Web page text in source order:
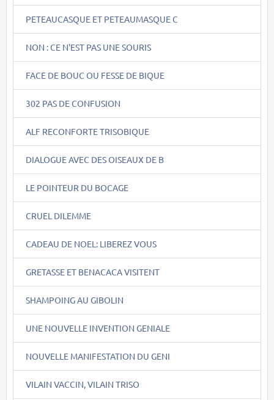
PETEAUCASQUE ET PETEAUMASQUE C
NON : CE N'EST PAS UNE SOURIS
FACE DE BOUC OU FESSE DE BIQUE
302 PAS DE CONFUSION
ALF RECONFORTE TRISOBIQUE
DIALOGUE AVEC DES OISEAUX DE B
LE POINTEUR DU BOCAGE
CRUEL DILEMME
CADEAU DE NOEL: LIBEREZ VOUS
GRETASSE ET BENACACA VISITENT
SHAMPOING AU GIBOLIN
UNE NOUVELLE INVENTION GENIALE
NOUVELLE MANIFESTATION DU GENI
VILAIN VACCIN, VILAIN TRISO